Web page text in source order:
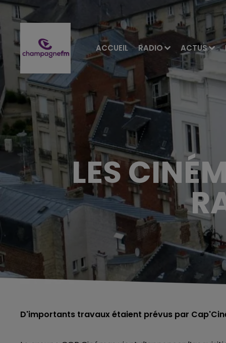
ACCUEIL RADIO ACTUS
LES
D'importants travaux étaient prévus par